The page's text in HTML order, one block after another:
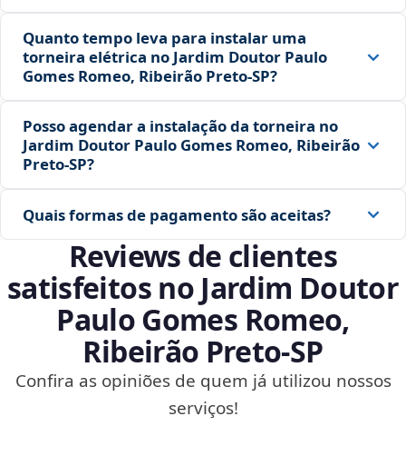
Quanto tempo leva para instalar uma
torneira elétrica no Jardim Doutor Paulo
Gomes Romeo, Ribeirão Preto‑SP?
Posso agendar a instalação da torneira no
Jardim Doutor Paulo Gomes Romeo, Ribeirão
Preto‑SP?
Quais formas de pagamento são aceitas?
Reviews de clientes
satisfeitos no Jardim Doutor
Paulo Gomes Romeo,
Ribeirão Preto‑SP
Confira as opiniões de quem já utilizou nossos
serviços!